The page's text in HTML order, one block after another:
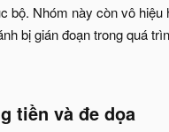
bộ. Nhóm này còn vô hiệu
bị gián đoạn trong quá
tiền và đe dọa​